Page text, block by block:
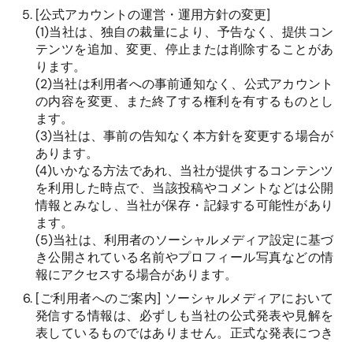
[公式アカウントの運営・運用方針の変更]
(1)当社は、独自の裁量により、予告なく、提供コン
テンツを追加、変更、停止または削除することがあ
ります。
(2)当社は利用者への事前通知なく、公式アカウント
の内容を変更、また終了する権利を有するものとし
ます。
(3)当社は、事前の告知なく本方針を変更する場合が
あります。
(4)いかなる方法であれ、当社が提供するコンテンツ
を利用した時点で、当該投稿やコメントなどは公開
情報とみなし、当社が保存・記録する可能性があり
ます。
(5)当社は、利用者のソーシャルメディア設定に基づ
き公開されている名前やプロフィール写真などの情
報にアクセスする場合があります。
[ご利用者へのご案内] ソーシャルメディアにおいて
発信する情報は、必ずしも当社の公式発表や見解を
表しているものではありません。正式な発表につき